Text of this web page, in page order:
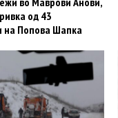
од 43
на Попова Шапка